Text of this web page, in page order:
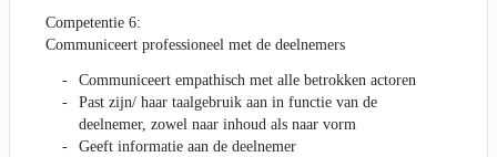
Competentie 6:
Communiceert professioneel met de deelnemers
Communiceert empathisch met alle betrokken actoren
Past zijn/ haar taalgebruik aan in functie van de
deelnemer, zowel naar inhoud als naar vorm
Geeft informatie aan de deelnemer